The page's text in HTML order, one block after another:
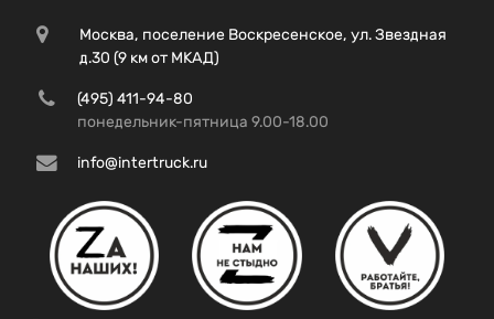
Москва, поселение Воскресенское, ул. Звездная
д.30 (9 км от МКАД)
(495) 411-94-80
понедельник-пятница 9.00-18.00
info@intertruck.ru